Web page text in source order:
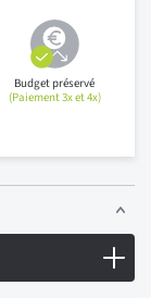
Budget préservé
(Paiement 3x et 4x)